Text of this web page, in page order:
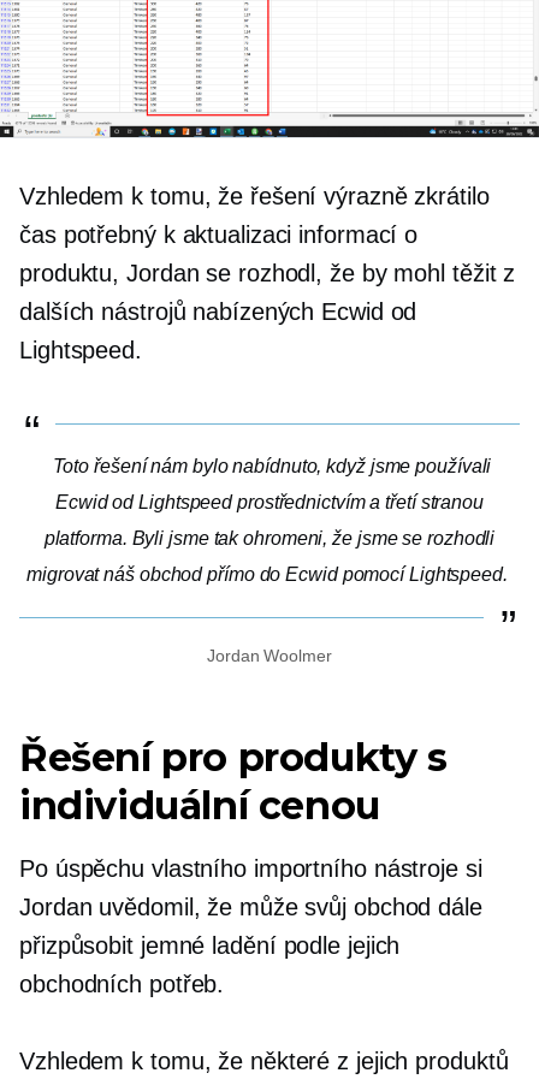
Vzhledem k tomu, že řešení výrazně zkrátilo
čas potřebný k aktualizaci informací o
produktu, Jordan se rozhodl, že by mohl těžit z
dalších nástrojů nabízených Ecwid od
Lightspeed.
Toto řešení nám bylo nabídnuto, když jsme používali
Ecwid od Lightspeed prostřednictvím atřetí stranou
platforma. Byli jsme tak ohromeni, že jsme se rozhodli
migrovat náš obchod přímo do Ecwid pomocí Lightspeed.
Jordan Woolmer
Řešení pro produkty s
individuální cenou
Po úspěchu vlastního importního nástroje si
Jordan uvědomil, že může svůj obchod dále
přizpůsobit jemné laděnípodle jejich
obchodních potřeb.
Vzhledem k tomu, že některé z jejich produktů